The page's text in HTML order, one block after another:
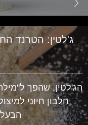
ג'לטין: הטרנד
הג'לטין, שהפך
חלבון חיוני